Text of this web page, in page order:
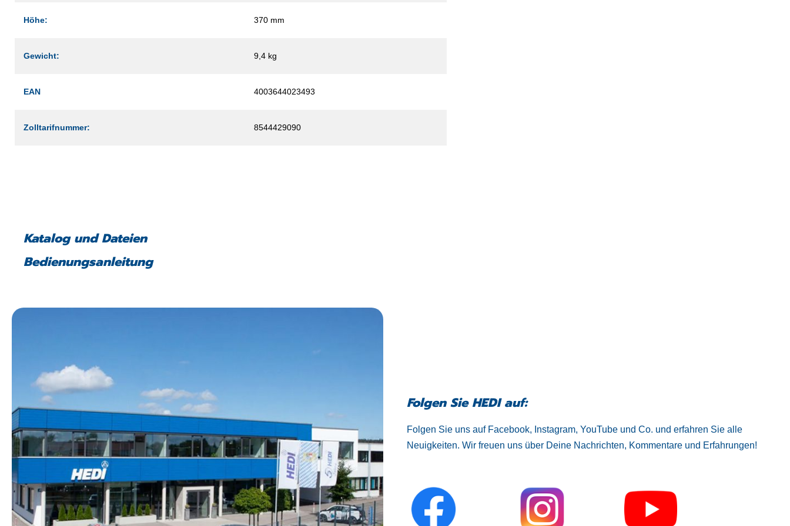
Höhe: 370 mm
Gewicht: 9,4 kg
EAN 4003644023493
Zolltarifnummer: 8544429090
Katalog und Dateien
Bedienungsanleitung
Folgen Sie HEDI auf:
Folgen Sie uns auf Facebook, Instagram, YouTube und Co. und erfahren Sie alle
Neuigkeiten. Wir freuen uns über Deine Nachrichten, Kommentare und Erfahrungen!